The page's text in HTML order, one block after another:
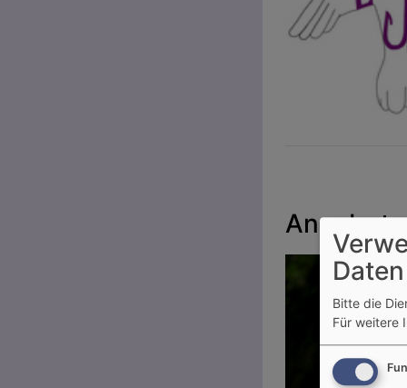
Bitte die
Für weitere